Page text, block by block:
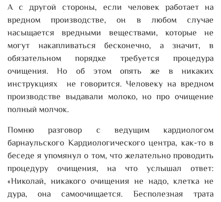
А с другой стороны, если человек работает на
вредном производстве, он в любом случае
насыщается вредными веществами, которые не
могут накапливаться бесконечно, а значит, в
обязательном порядке требуется процедура
очищения. Но об этом опять же в никаких
инструкциях не говорится. Человеку на вредном
производстве выдавали молоко, но про очищение
полный молчок.
Помню разговор с ведущим кардиологом
барнаульского Кардиологического центра, как-то в
беседе я упомянул о том, что желательно проводить
процедуру очищения, на что услышал ответ:
«Николай, никакого очищения не надо, клетка не
дура, она самоочищается. Бесполезная трата